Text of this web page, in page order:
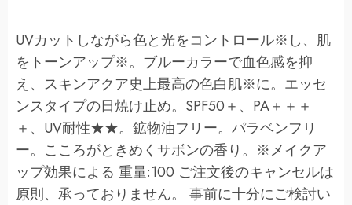
UVカットしながら色と光をコントロール※し、肌
をトーンアップ※。ブルーカラーで血色感を抑
え、スキンアクア史上最高の色白肌※に。エッセ
ンスタイプの日焼け止め。SPF50＋、PA＋＋＋
＋、UV耐性★★。鉱物油フリー。パラベンフリ
ー。こころがときめくサボンの香り。※メイクア
ップ効果による 重量:100 ご注文後のキャンセルは
原則、承っておりません。 事前に十分にご検討い